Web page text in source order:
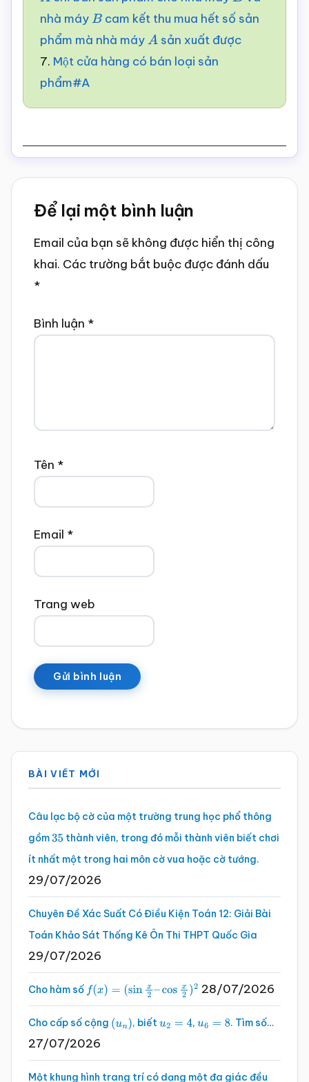
nhà máyB cam kết thu mua hết số sản
phẩm mà nhà máyA sản xuất được
7. Một cửa hàng có bán loại sản
phẩm#A
Reader
Interactions
Để lại một bình luận
Email của bạn sẽ không được hiển thị công
khai. Các trường bắt buộc được đánh dấu
*
Bình luận *
Tên *
Email *
Trang web
Sidebar
chính
BÀI VIẾT MỚI
Câu lạc bộ cờ của một trường trung học phổ thông
gồm35 thành viên, trong đó mỗi thành viên biết chơi
ít nhất một trong hai môn cờ vua hoặc cờ tướng.
29/07/2026
Chuyên Đề Xác Suất Có Điều Kiện Toán 12: Giải Bài
Toán Khảo Sát Thống Kê Ôn Thi THPT Quốc Gia
29/07/2026
Cho hàm số f(x)=(sinx2 –cosx2 )2 28/07/2026
Cho cấp số cộng (un), biếtu2 =4 , u6 =8 . Tìm số…
27/07/2026
Một khung hình trang trí có dạng một đa giác đều